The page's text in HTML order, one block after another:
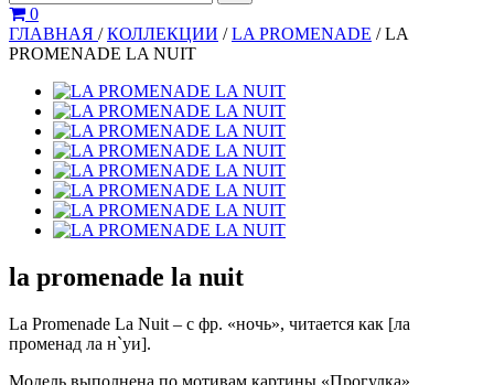
0
ГЛАВНАЯ /КОЛЛЕКЦИИ /LA PROMENADE /LA
PROMENADE LA NUIT
la promenade la nuit
La Promenade La Nuit – с фр. «ночь», читается как [ла
променад ла н`уи].
Модель выполнена по мотивам картины «Прогулка».